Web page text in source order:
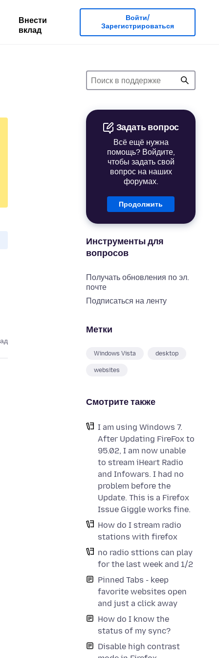
Внести
вклад
Войти/
Зарегистрироваться
Задать вопрос
Всё ещё нужна
помощь? Войдите,
чтобы задать свой
вопрос на наших
форумах.
Продолжить
Инструменты для
вопросов
Получать обновления по эл.
почте
Подписаться на ленту
Метки
Windows Vista desktop
websites
Смотрите также
I am using Windows 7.
After Updating FireFox to
95.02, I am now unable
to stream iHeart Radio
and Infowars. I had no
problem before the
Update. This is a Firefox
Issue Giggle works fine.
How do I stream radio
stations with firefox
no radio sttions can play
for the last week and 1/2
Pinned Tabs - keep
favorite websites open
and just a click away
How do I know the
status of my sync?
Disable high contrast